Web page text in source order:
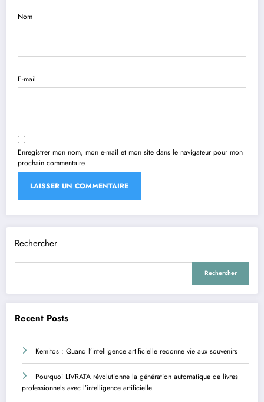
Nom
E-mail
Enregistrer mon nom, mon e-mail et mon site dans le navigateur pour mon
prochain commentaire.
Rechercher
Rechercher
Recent Posts
Kemitos : Quand l’intelligence artificielle redonne vie aux souvenirs
Pourquoi LIVRATA révolutionne la génération automatique de livres
professionnels avec l’intelligence artificielle